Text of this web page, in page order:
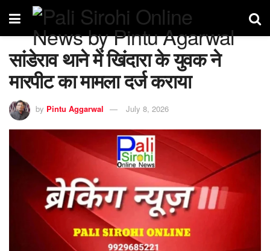
सांडेराव थाने में खिंदारा के युवक ने
मारपीट का मामला दर्ज कराया
by Pintu Aggarwal July 8, 2026